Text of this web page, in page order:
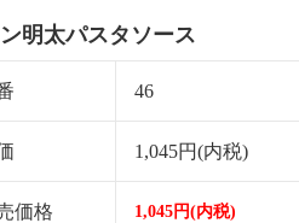
明太パスタソース
46
1,045円(内税)
価格 1,045円(内税)